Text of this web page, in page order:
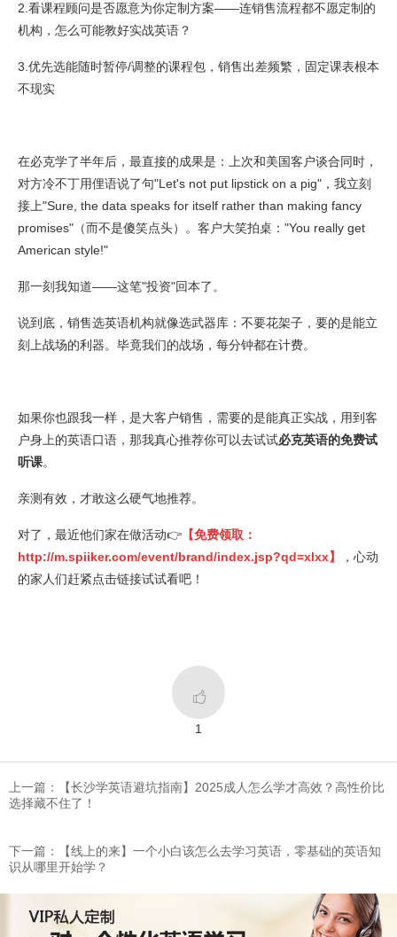
2.看课程顾问是否愿意为你定制方案——连销售流程都不愿定制的
机构，怎么可能教好实战英语？
3.优先选能随时暂停/调整的课程包，销售出差频繁，固定课表根本
不现实
在必克学了半年后，最直接的成果是：上次和美国客户谈合同时，
对方冷不丁用俚语说了句"Let's not put lipstick on a pig"，我立刻
接上"Sure, the data speaks for itself rather than making fancy
promises"（而不是傻笑点头）。客户大笑拍桌："You really get
American style!"
那一刻我知道——这笔"投资"回本了。
说到底，销售选英语机构就像选武器库：不要花架子，要的是能立
刻上战场的利器。毕竟我们的战场，每分钟都在计费。
如果你也跟我一样，是大客户销售，需要的是能真正实战，用到客
户身上的英语口语，那我真心推荐你可以去试试必克英语的免费试
听课。
亲测有效，才敢这么硬气地推荐。
对了，最近他们家在做活动👉 【免费领取：
http://m.spiiker.com/event/brand/index.jsp?qd=xlxx】
，心动
的家人们赶紧点击链接试试看吧！

1
上一篇：【长沙学英语避坑指南】2025成人怎么学才高效？高性价比
选择藏不住了！
下一篇：【线上的来】一个小白该怎么去学习英语，零基础的英语知
识从哪里开始学？